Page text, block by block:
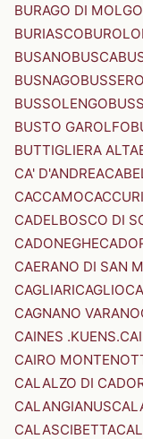
BURAGO DI
BURIASCOBUROLO
BUSANOBUSCA
BUSNAGOBUSSERO
BUSSOLENGO
BUSTO GAROLFO
BUTTIGLIERA ALTA
CA' D'ANDREA
CACCAMOCACCURI
CADELBOSCO DI
CADONEGHE
CAERANO DI SAN
CAGLIARICAGLIO
CAGNANO VARANO
CAINES .KUENS.
CAIRO
CALALZO DI
CALANGIANUS
CALASCIBETTA